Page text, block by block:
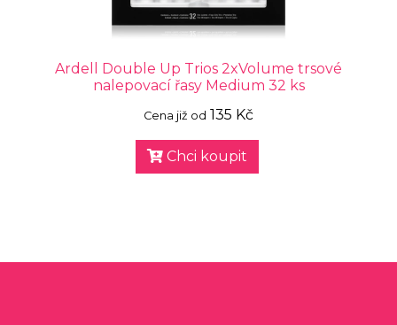
Ardell Double Up Trios 2xVolume trsové
nalepovací řasy Medium 32 ks
Cena již od 135 Kč
Chci koupit